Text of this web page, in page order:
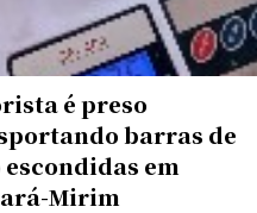
é preso
barras de
em
Mirim